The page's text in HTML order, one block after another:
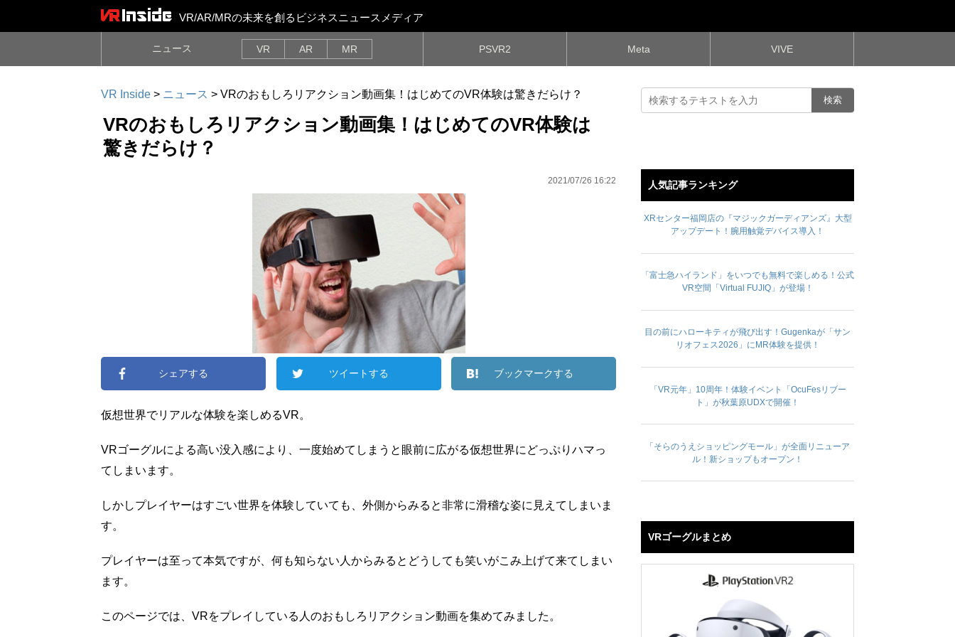
VR/AR/MRの未来を創るビジネスニュースメディア
ニュース VR AR MR PSVR2 Meta VIVE
VR Inside > ニュース > VRのおもしろリアクション動画集！はじめてのVR体験は驚きだらけ？
VRのおもしろリアクション動画集！はじめてのVR体験は
驚きだらけ？
2021/07/26 16:22
シェアする ツイートする ブックマークする
仮想世界でリアルな体験を楽しめるVR。
VRゴーグルによる高い没入感により、一度始めてしまうと眼前に広がる仮想世界にどっぷりハマっ
てしまいます。
しかしプレイヤーはすごい世界を体験していても、外側からみると非常に滑稽な姿に見えてしまいま
す。
プレイヤーは至って本気ですが、何も知らない人からみるとどうしても笑いがこみ上げて来てしまい
ます。
このページでは、VRをプレイしている人のおもしろリアクション動画を集めてみました。
人気記事ランキング
XRセンター福岡店の『マジックガーディアンズ』大型
アップデート！腕用触覚デバイス導入！
「富士急ハイランド」をいつでも無料で楽しめる！公式
VR空間「Virtual FUJIQ」が登場！
目の前にハローキティが飛び出す！Gugenkaが「サン
リオフェス2026」にMR体験を提供！
「VR元年」10周年！体験イベント「OcuFesリブー
ト」が秋葉原UDXで開催！
「そらのうえショッピングモール」が全面リニューア
ル！新ショップもオープン！
VRゴーグルまとめ